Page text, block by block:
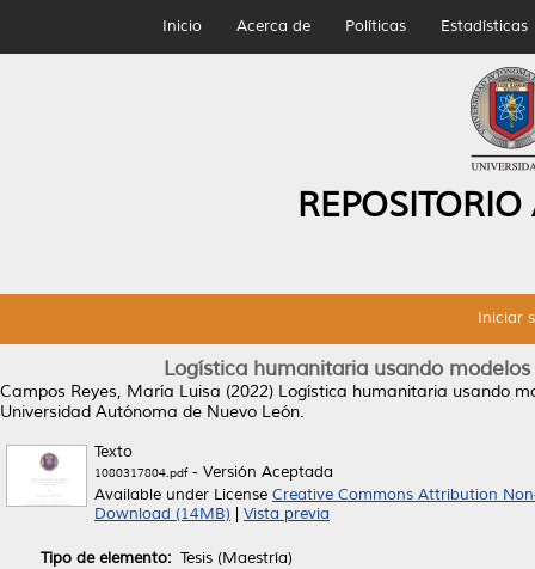
Inicio Acerca de Políticas Estadísticas
Iniciar
Logística humanitaria usando
Campos Reyes, María Luisa (2022) Logística humanitaria usando
Universidad Autónoma de Nuevo León.
Texto
1080317804.pdf- Versión Aceptada
Available under License Creative Commons Attribution
Download (14MB)
Vista previa
Tipo de elemento: Tesis (Maestría)